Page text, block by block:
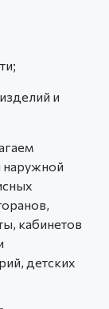
и
кабинетов
детских